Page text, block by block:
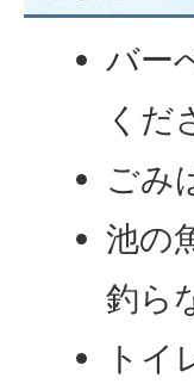
バー
くだ
ごみ
池の
釣ら
トイ